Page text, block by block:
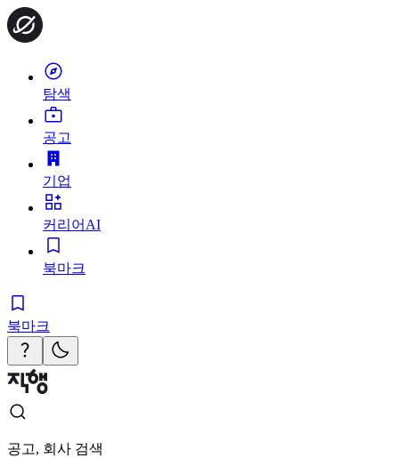
탐색
공고
기업
커리어AI
북마크
북마크
공고, 회사 검색